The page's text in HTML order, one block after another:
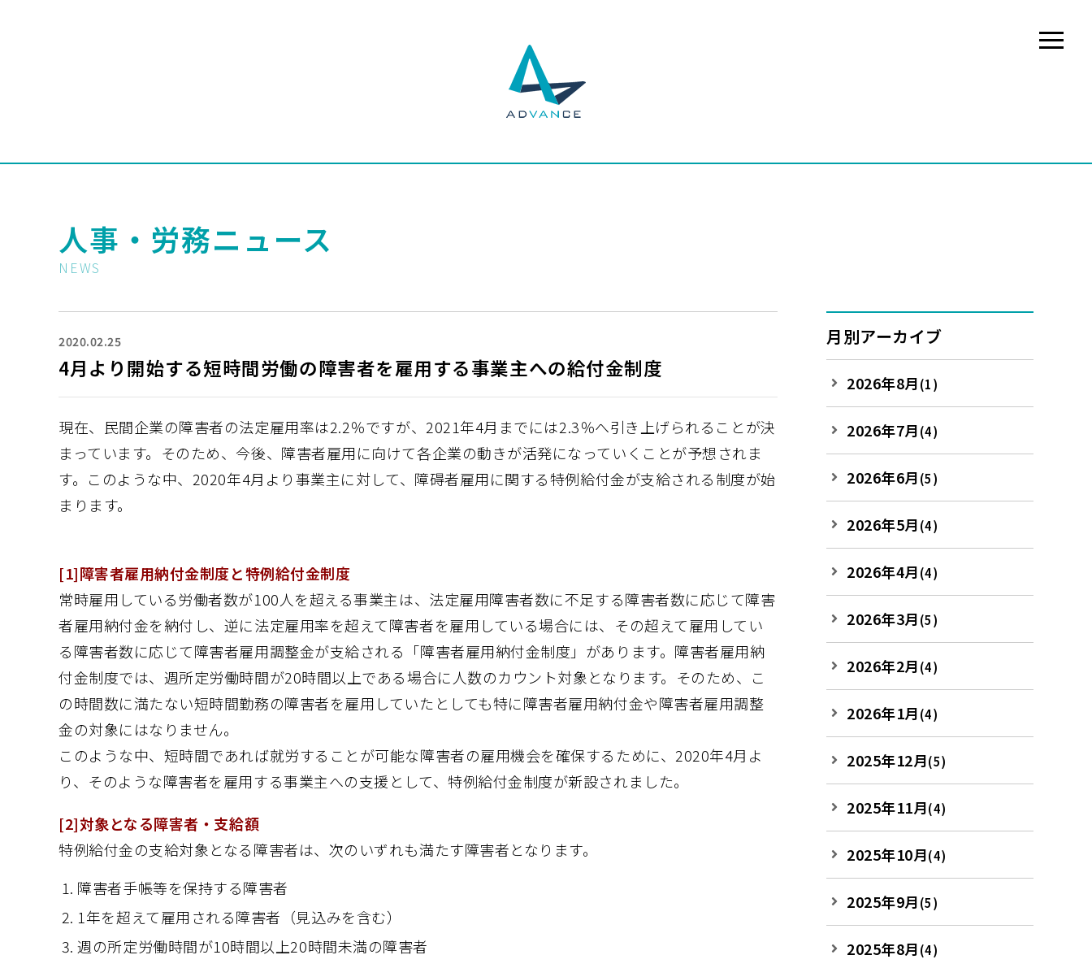
人事・労務ニュース
NEWS
2020.02.25
4月より開始する短時間労働の障害者を雇用する事業主への給付金制度
現在、民間企業の障害者の法定雇用率は2.2％ですが、2021年4月までには2.3％へ引き上げられることが決
まっています。そのため、今後、障害者雇用に向けて各企業の動きが活発になっていくことが予想されま
す。このような中、2020年4月より事業主に対して、障碍者雇用に関する特例給付金が支給される制度が始
まります。
[1]障害者雇用納付金制度と特例給付金制度
常時雇用している労働者数が100人を超える事業主は、法定雇用障害者数に不足する障害者数に応じて障害
者雇用納付金を納付し、逆に法定雇用率を超えて障害者を雇用している場合には、その超えて雇用してい
る障害者数に応じて障害者雇用調整金が支給される「障害者雇用納付金制度」があります。障害者雇用納
付金制度では、週所定労働時間が20時間以上である場合に人数のカウント対象となります。そのため、こ
の時間数に満たない短時間勤務の障害者を雇用していたとしても特に障害者雇用納付金や障害者雇用調整
金の対象にはなりません。
このような中、短時間であれば就労することが可能な障害者の雇用機会を確保するために、2020年4月よ
り、そのような障害者を雇用する事業主への支援として、特例給付金制度が新設されました。
[2]対象となる障害者・支給額
特例給付金の支給対象となる障害者は、次のいずれも満たす障害者となります。
障害者手帳等を保持する障害者
1年を超えて雇用される障害者（見込みを含む）
週の所定労働時間が10時間以上20時間未満の障害者
月別アーカイブ
2026年8月(1)
2026年7月(4)
2026年6月(5)
2026年5月(4)
2026年4月(4)
2026年3月(5)
2026年2月(4)
2026年1月(4)
2025年12月(5)
2025年11月(4)
2025年10月(4)
2025年9月(5)
2025年8月(4)